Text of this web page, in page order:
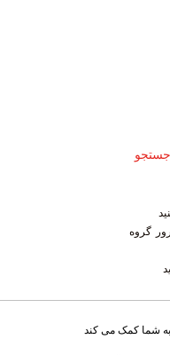
جستجو
گروه
شما کمک می کند